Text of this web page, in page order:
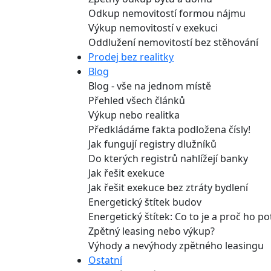
Odkup nemovitostí formou nájmu
Výkup nemovitostí v exekuci
Oddlužení nemovitostí bez stěhování
Prodej bez realitky
Blog
Blog - vše na jednom místě
Přehled všech článků
Výkup nebo realitka
Předkládáme fakta podložena čísly!
Jak fungují registry dlužníků
Do kterých registrů nahlížejí banky
Jak řešit exekuce
Jak řešit exekuce bez ztráty bydlení
Energetický štítek budov
Energetický štítek: Co to je a proč ho
Zpětný leasing nebo výkup?
Výhody a nevýhody zpětného leasingu
Ostatní